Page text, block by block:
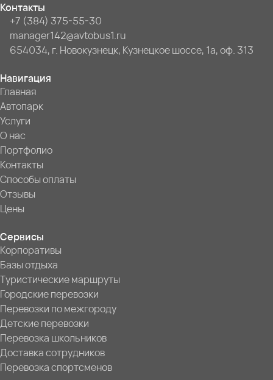
Контакты
+7 (384) 375-55-30
manager142@avtobus1.ru
654034, г. Новокузнецк, Кузнецкое шоссе, 1а, оф. 313
Навигация
Главная
Автопарк
Услуги
О нас
Портфолио
Контакты
Способы оплаты
Отзывы
Цены
Сервисы
Корпоративы
Базы отдыха
Туристические маршруты
Городские перевозки
Перевозки по межгороду
Детские перевозки
Перевозка школьников
Доставка сотрудников
Перевозка спортсменов